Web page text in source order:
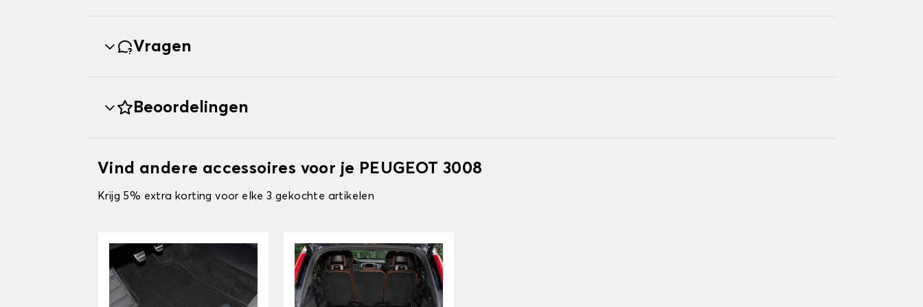
Vragen
Beoordelingen
Vind andere accessoires voor je PEUGEOT 3008
Krijg 5% extra korting voor elke 3 gekochte artikelen